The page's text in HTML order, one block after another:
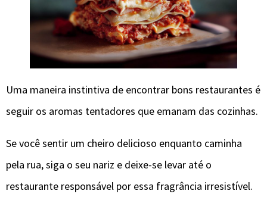
Uma maneira instintiva de encontrar bons restaurantes é
seguir os aromas tentadores que emanam das cozinhas.
Se você sentir um cheiro delicioso enquanto caminha
pela rua, siga o seu nariz e deixe-se levar até o
restaurante responsável por essa fragrância irresistível.